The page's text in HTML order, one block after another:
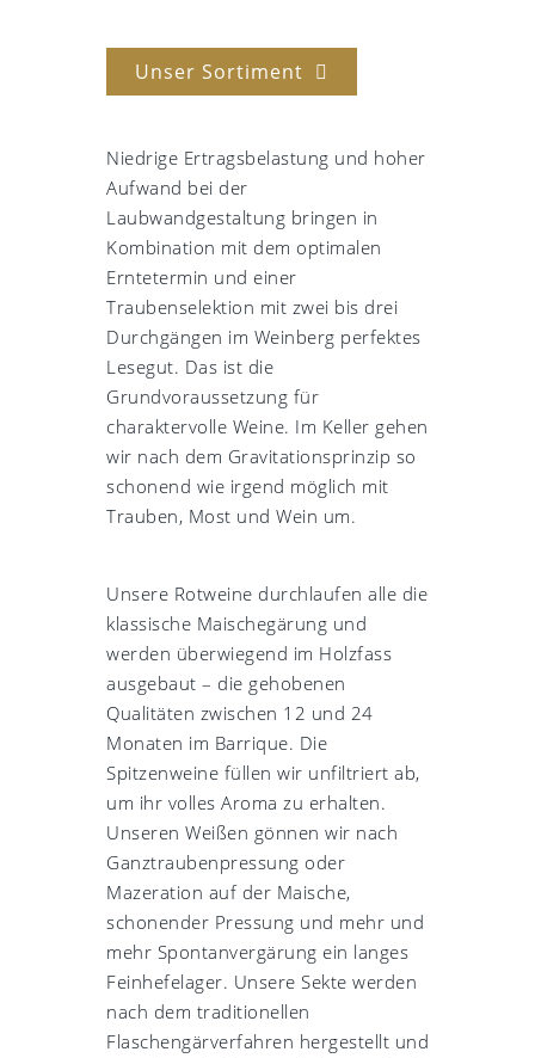
Unser Sortiment
Niedrige Ertragsbelastung und hoher
Aufwand bei der
Laubwandgestaltung bringen in
Kombination mit dem optimalen
Erntetermin und einer
Traubenselektion mit zwei bis drei
Durchgängen im Weinberg perfektes
Lesegut. Das ist die
Grundvoraussetzung für
charaktervolle Weine. Im Keller gehen
wir nach dem Gravitationsprinzip so
schonend wie irgend möglich mit
Trauben, Most und Wein um.
Unsere Rotweine durchlaufen alle die
klassische Maischegärung und
werden überwiegend im Holzfass
ausgebaut – die gehobenen
Qualitäten zwischen 12 und 24
Monaten im Barrique. Die
Spitzenweine füllen wir unfiltriert ab,
um ihr volles Aroma zu erhalten.
Unseren Weißen gönnen wir nach
Ganztraubenpressung oder
Mazeration auf der Maische,
schonender Pressung und mehr und
mehr Spontanvergärung ein langes
Feinhefelager. Unsere Sekte werden
nach dem traditionellen
Flaschengärverfahren hergestellt und